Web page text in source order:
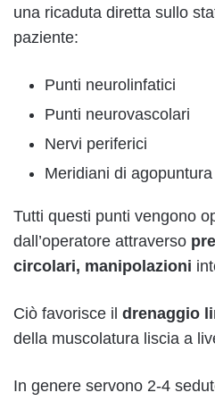
una ricaduta diretta sullo
paziente:
Punti neurolinfatici
Punti neurovascolari
Nervi periferici
Meridiani di agopuntura
Tutti questi punti vengono
dall’operatore attraverso
circolari, manipolazioni
Ciò favorisce il drenaggio
della muscolatura liscia a
In genere servono 2-4